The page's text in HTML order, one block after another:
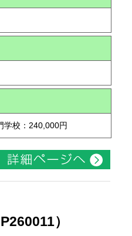
学校：240,000円
）